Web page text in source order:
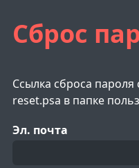
Сброс
Ссылка сброса
reset.psa в папке
Эл. почта